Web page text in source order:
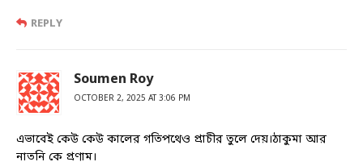
REPLY
Soumen Roy
OCTOBER 2, 2025 AT 3:06 PM
এভাবেই কেউ কেউ কালের গতিপথেও প্রাচীর তুলে দেয়।ঠাকুমা আর
নাতনি কে প্রণাম।